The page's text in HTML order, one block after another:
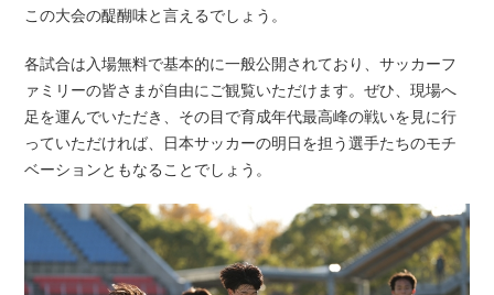
この大会の醍醐味と言えるでしょう。
各試合は入場無料で基本的に一般公開されており、サッカーフ
ァミリーの皆さまが自由にご観覧いただけます。ぜひ、現場へ
足を運んでいただき、その目で育成年代最高峰の戦いを見に行
っていただければ、日本サッカーの明日を担う選手たちのモチ
ベーションともなることでしょう。